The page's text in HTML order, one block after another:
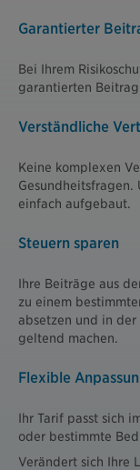
Garantierter
Bei Ihrem
garantierten
Verständliche
Keine komplexen
Gesundheitsfragen.
einfach aufgebaut.
Steuern sparen
Ihre Beiträge aus
zu einem
absetzen und in der
geltend machen.
Flexible
Ihr Tarif passt sich
oder bestimmte
Verändert sich Ihre